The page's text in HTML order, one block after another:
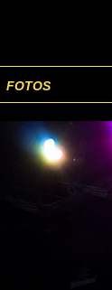
FOTOS